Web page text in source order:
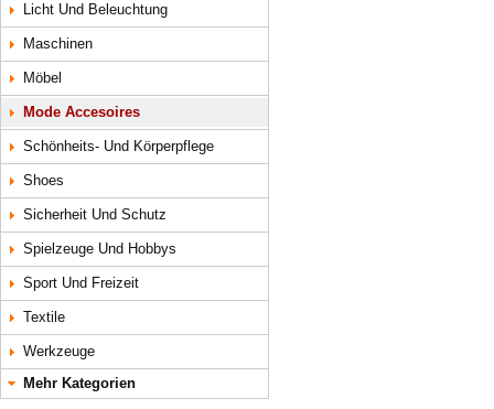
Licht Und Beleuchtung
Maschinen
Möbel
Mode Accesoires
Schönheits- Und Körperpflege
Shoes
Sicherheit Und Schutz
Spielzeuge Und Hobbys
Sport Und Freizeit
Textile
Werkzeuge
Mehr Kategorien